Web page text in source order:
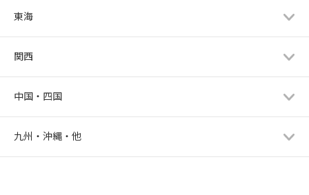
東海
関西
中国・四国
九州・沖縄・他